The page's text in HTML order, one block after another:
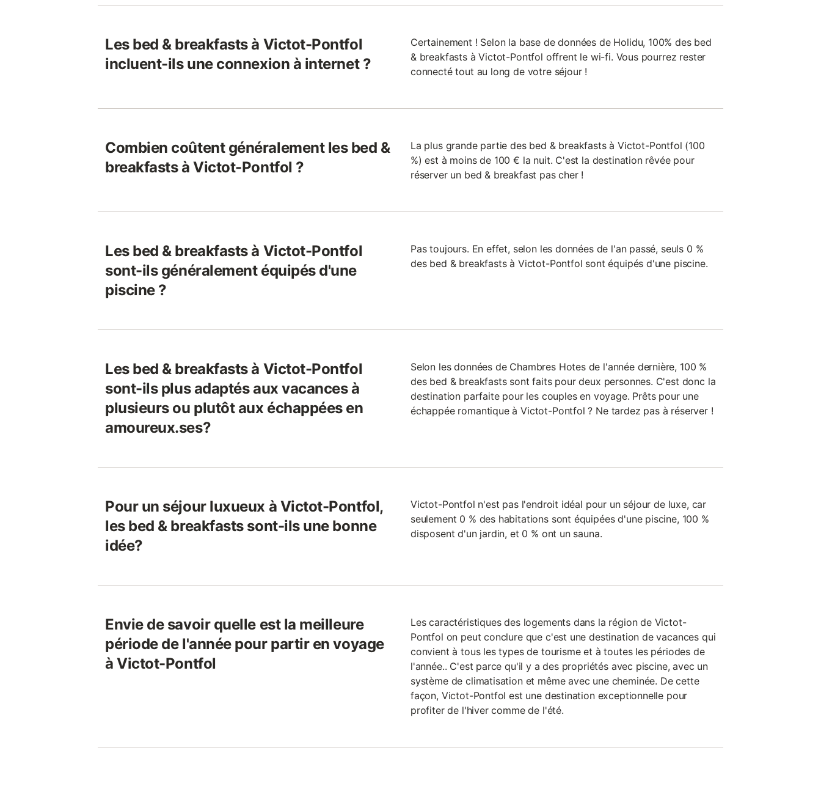
Les bed & breakfasts à Victot-Pontfol
incluent-ils une connexion à internet ?
Certainement ! Selon la base de données de Holidu, 100% des bed
& breakfasts à Victot-Pontfol offrent le wi-fi. Vous pourrez rester
connecté tout au long de votre séjour !
Combien coûtent généralement les bed &
breakfasts à Victot-Pontfol ?
La plus grande partie des bed & breakfasts à Victot-Pontfol (100
%) est à moins de 100 € la nuit. C'est la destination rêvée pour
réserver un bed & breakfast pas cher !
Les bed & breakfasts à Victot-Pontfol
sont-ils généralement équipés d'une
piscine ?
Pas toujours. En effet, selon les données de l'an passé, seuls 0 %
des bed & breakfasts à Victot-Pontfol sont équipés d'une piscine.
Les bed & breakfasts à Victot-Pontfol
sont-ils plus adaptés aux vacances à
plusieurs ou plutôt aux échappées en
amoureux.ses?
Selon les données de Chambres Hotes de l'année dernière, 100 %
des bed & breakfasts sont faits pour deux personnes. C'est donc la
destination parfaite pour les couples en voyage. Prêts pour une
échappée romantique à Victot-Pontfol ? Ne tardez pas à réserver !
Pour un séjour luxueux à Victot-Pontfol,
les bed & breakfasts sont-ils une bonne
idée?
Victot-Pontfol n'est pas l'endroit idéal pour un séjour de luxe, car
seulement 0 % des habitations sont équipées d'une piscine, 100 %
disposent d'un jardin, et 0 % ont un sauna.
Envie de savoir quelle est la meilleure
période de l'année pour partir en voyage
à Victot-Pontfol
Les caractéristiques des logements dans la région de Victot-
Pontfol on peut conclure que c'est une destination de vacances qui
convient à tous les types de tourisme et à toutes les périodes de
l'année.. C'est parce qu'il y a des propriétés avec piscine, avec un
système de climatisation et même avec une cheminée. De cette
façon, Victot-Pontfol est une destination exceptionnelle pour
profiter de l'hiver comme de l'été.